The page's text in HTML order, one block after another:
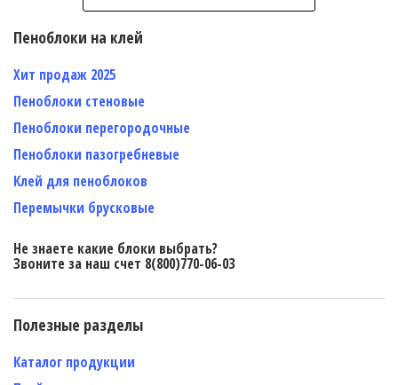
Пеноблоки на клей
Хит продаж 2025
Пеноблоки стеновые
Пеноблоки перегородочные
Пеноблоки пазогребневые
Клей для пеноблоков
Перемычки брусковые
Не знаете какие блоки выбрать?
Звоните за наш счет 8(800)770-06-03
Полезные разделы
Каталог продукции